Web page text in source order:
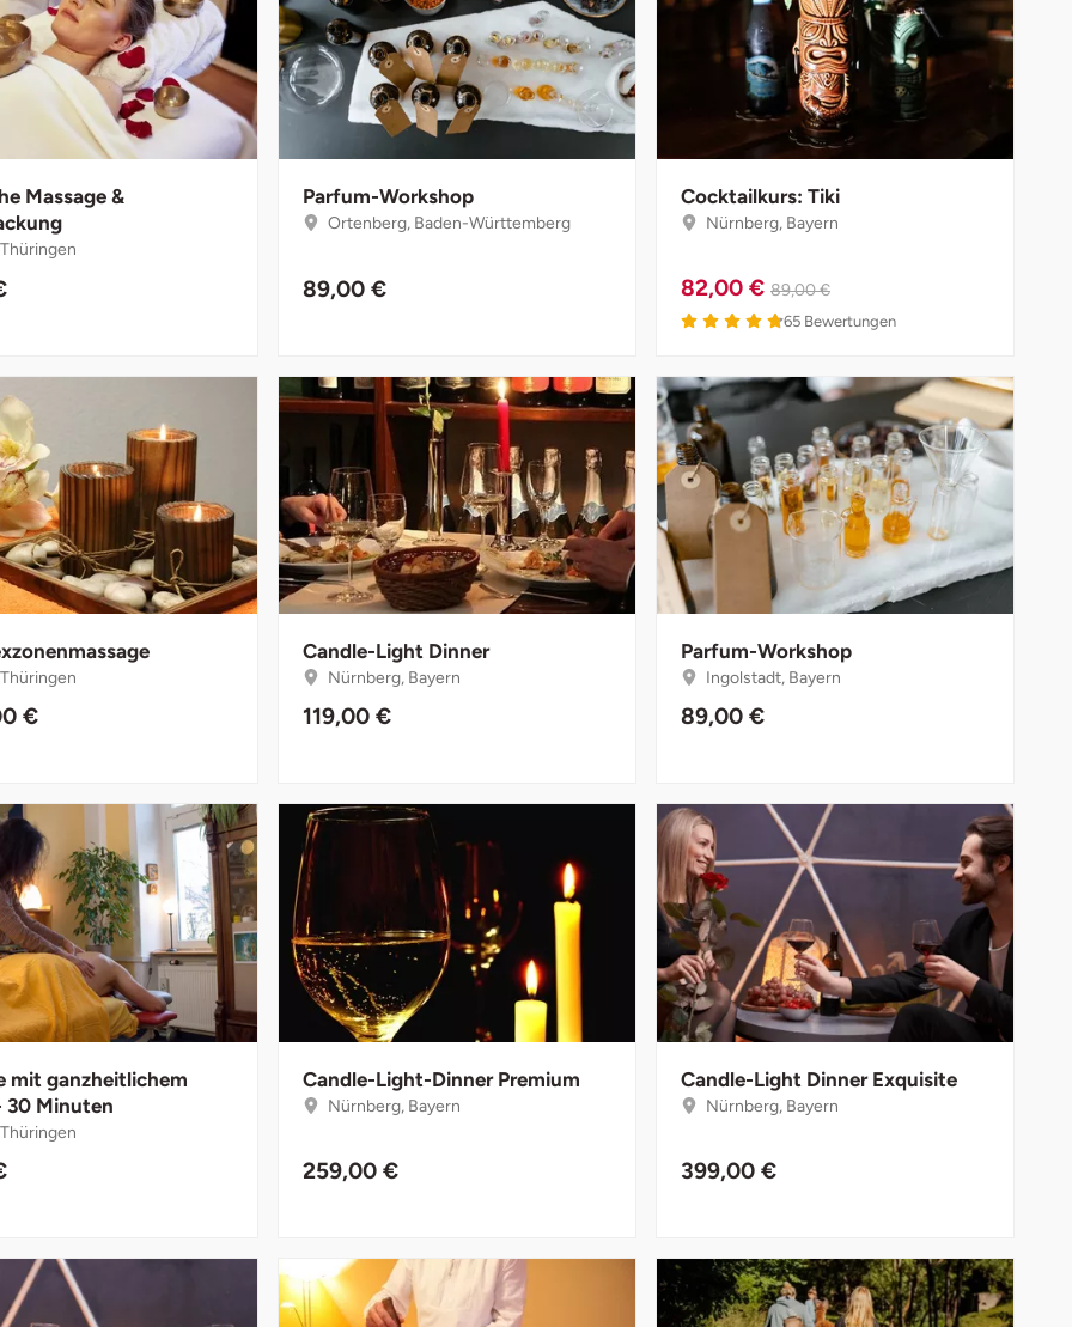
Massage &
Parfum-Workshop
Ortenberg, Baden-Württemberg
89,00 €
Cocktailkurs: Tiki
Nürnberg, Bayern
82,00 € 89,00 €
65 Bewertungen
€
Candle-Light Dinner
Nürnberg, Bayern
119,00 €
Parfum-Workshop
Ingolstadt, Bayern
89,00 €
mit ganzheitlichem
30 Minuten
Candle-Light-Dinner Premium
Nürnberg, Bayern
259,00 €
Candle-Light Dinner Exquisite
Nürnberg, Bayern
399,00 €